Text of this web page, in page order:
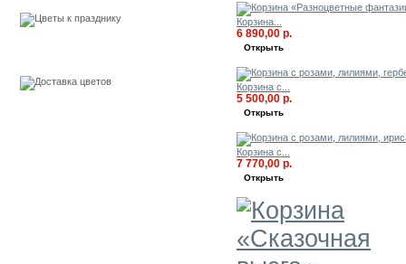
Корзина...
6 890,00 р.
Открыть
Корзина с...
5 500,00 р.
Открыть
Корзина с...
7 770,00 р.
Открыть